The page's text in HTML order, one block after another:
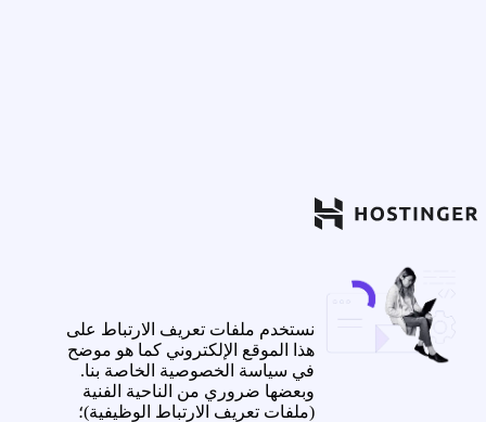
نستخدم ملفات تعريف الارتباط على
هذا الموقع الإلكتروني كما هو موضح
في سياسة الخصوصية الخاصة بنا.
وبعضها ضروري من الناحية الفنية
(ملفات تعريف الارتباط الوظيفية)؛